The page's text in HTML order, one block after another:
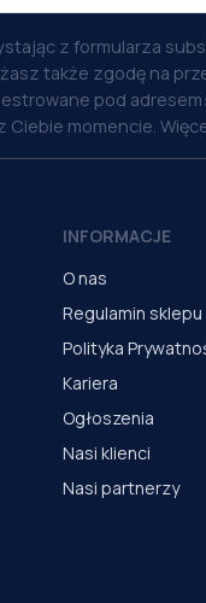
z formularza
także zgodę na
pod
Ciebie momencie.
INFORMACJE
O nas
Regulamin sklepu
Polityka
Kariera
Ogłoszenia
Nasi klienci
Nasi partnerzy